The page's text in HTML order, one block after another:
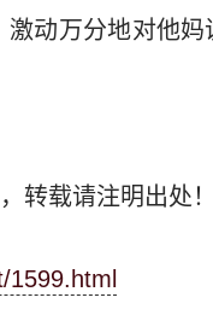
动万分地对他妈
，转载请注明出处！